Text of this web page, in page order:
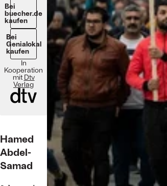
Bei
buecher.de
kaufen
Bei
Genialokal
kaufen
In
Kooperation
mit Dtv
Verlag
Hamed
Abdel-
Samad